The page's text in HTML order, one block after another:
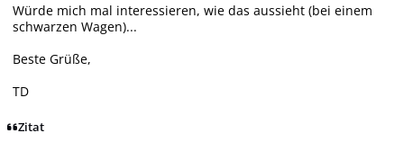
Würde mich mal interessieren, wie das aussieht (bei einem
schwarzen Wagen)...
Beste Grüße,
TD
Zitat